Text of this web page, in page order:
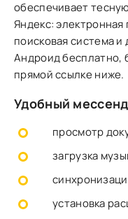
обеспечивает
Яндекс:
поисковая система и
Андроид бесплатно,
прямой ссылке ниже.
Удобный
просмотр
загрузка
установка